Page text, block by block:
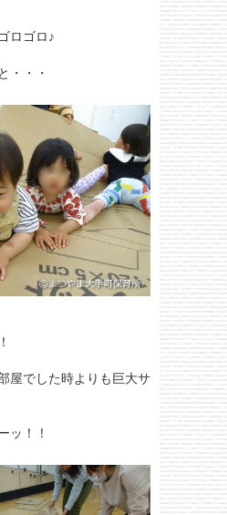
ロゴロ♪
・・・
屋でした時よりも巨大サ
ッ！！